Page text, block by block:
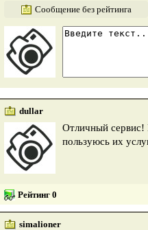
Сообщение без рейтинга
dullar
Отличный
пользуюсь их
Рейтинг 0
simalioner